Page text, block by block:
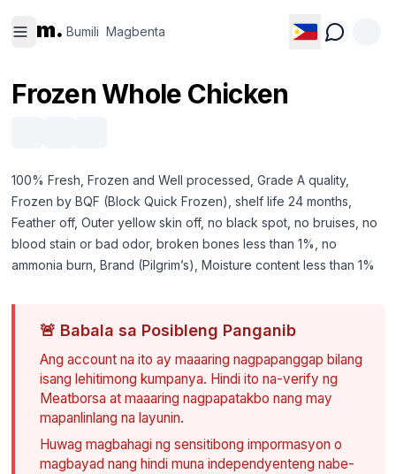
m. Bumili Magbenta
Frozen Whole Chicken
100% Fresh, Frozen and Well processed, Grade A quality,
Frozen by BQF (Block Quick Frozen), shelf life 24 months,
Feather off, Outer yellow skin off, no black spot, no bruises, no
blood stain or bad odor, broken bones less than 1%, no
ammonia burn, Brand (Pilgrim’s), Moisture content less than 1%
🚨 Babala sa Posibleng Panganib
Ang account na ito ay maaaring nagpapanggap bilang
isang lehitimong kumpanya. Hindi ito na-verify ng
Meatborsa at maaaring nagpapatakbo nang may
mapanlinlang na layunin.
Huwag magbahagi ng sensitibong impormasyon o
magbayad nang hindi muna independyenteng nabe-